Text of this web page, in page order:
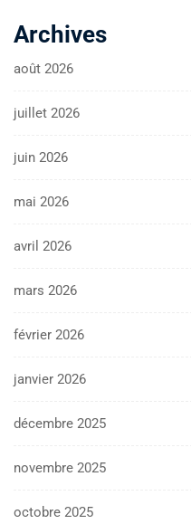
Archives
août 2026
juillet 2026
juin 2026
mai 2026
avril 2026
mars 2026
février 2026
janvier 2026
décembre 2025
novembre 2025
octobre 2025